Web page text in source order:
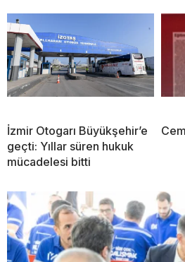
İzmir Otogarı Büyükşehir’e
geçti: Yıllar süren hukuk
mücadelesi bitti